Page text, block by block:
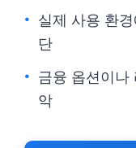
실제 사용 환
단
금융 옵션이나
악